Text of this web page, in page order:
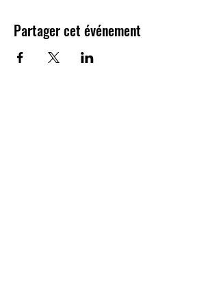
Partager cet événement